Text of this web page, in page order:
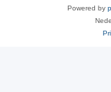
Powered by